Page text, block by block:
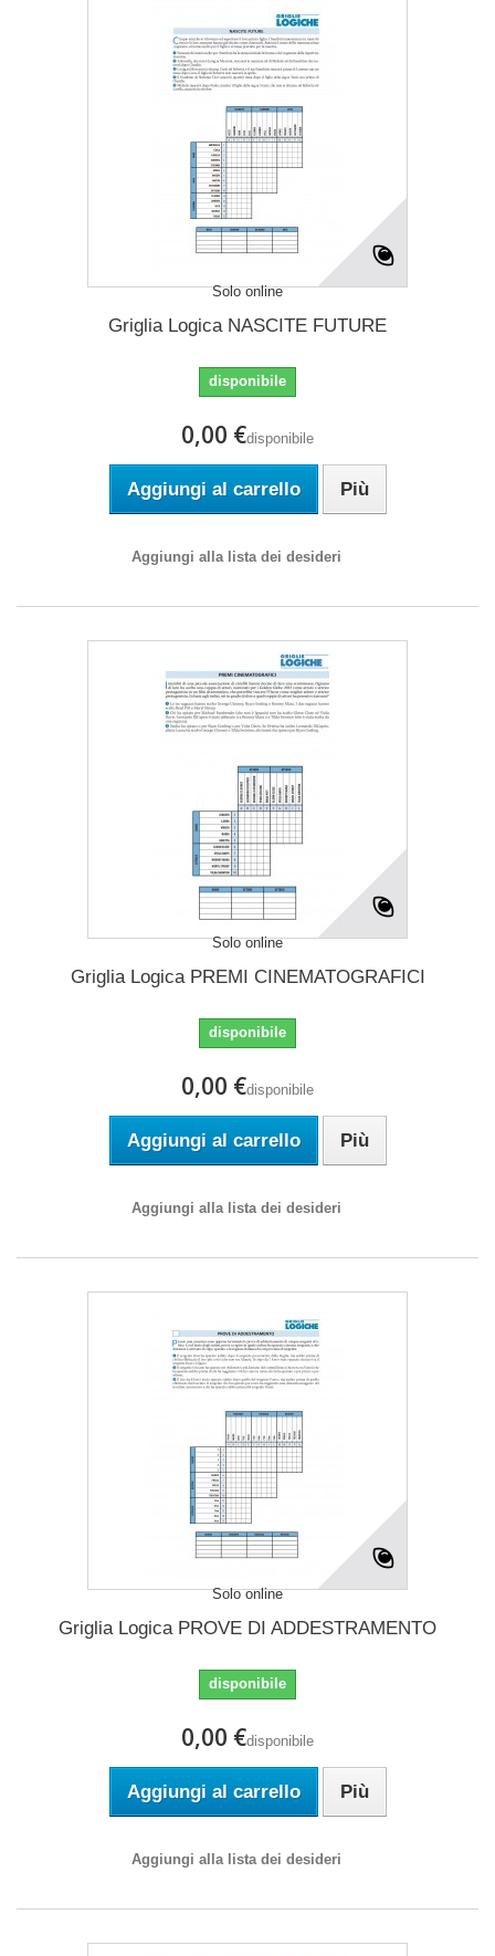
Solo online
Griglia Logica NASCITE FUTURE
disponibile
0,00 €disponibile
Aggiungi al carrello Più
Aggiungi alla lista dei desideri
Solo online
Griglia Logica PREMI CINEMATOGRAFICI
disponibile
0,00 €disponibile
Aggiungi al carrello Più
Aggiungi alla lista dei desideri
Solo online
Griglia Logica PROVE DI ADDESTRAMENTO
disponibile
0,00 €disponibile
Aggiungi al carrello Più
Aggiungi alla lista dei desideri